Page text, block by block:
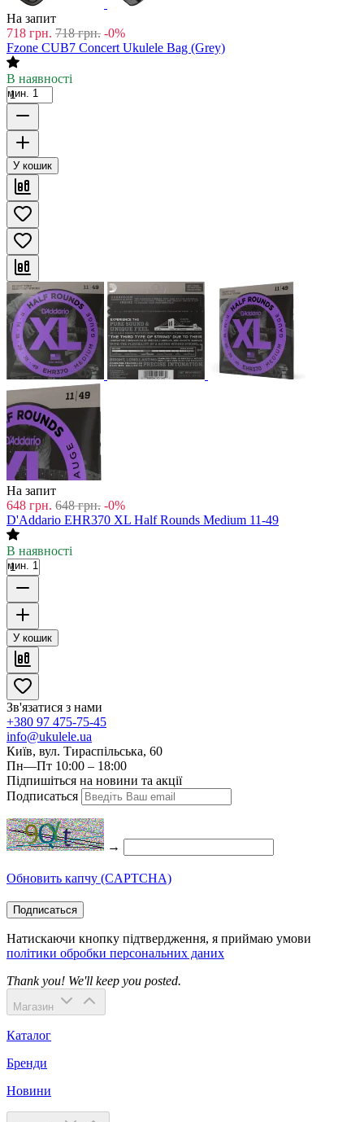
На запит
718 грн. 718 грн. -0%
Fzone CUB7 Concert Ukulele Bag (Grey)
В наявності
мин. 1
У кошик
На запит
648 грн. 648 грн. -0%
D'Addario EHR370 XL Half Rounds Medium 11-49
В наявності
мин. 1
У кошик
Зв'язатися з нами
+380 97 475-75-45
info@ukulele.ua
Київ, вул. Тираспільська, 60
Пн—Пт 10:00 – 18:00
Підпишіться на новини та акції
Подписаться
→
Обновить капчу (CAPTCHA)
Подписаться
Натискаючи кнопку підтвердження, я приймаю умови
політики обробки персональних даних
Thank you! We'll keep you posted.
Магазин
Каталог
Бренди
Новини